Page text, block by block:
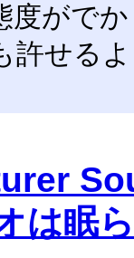
度がで
許せる
は眠